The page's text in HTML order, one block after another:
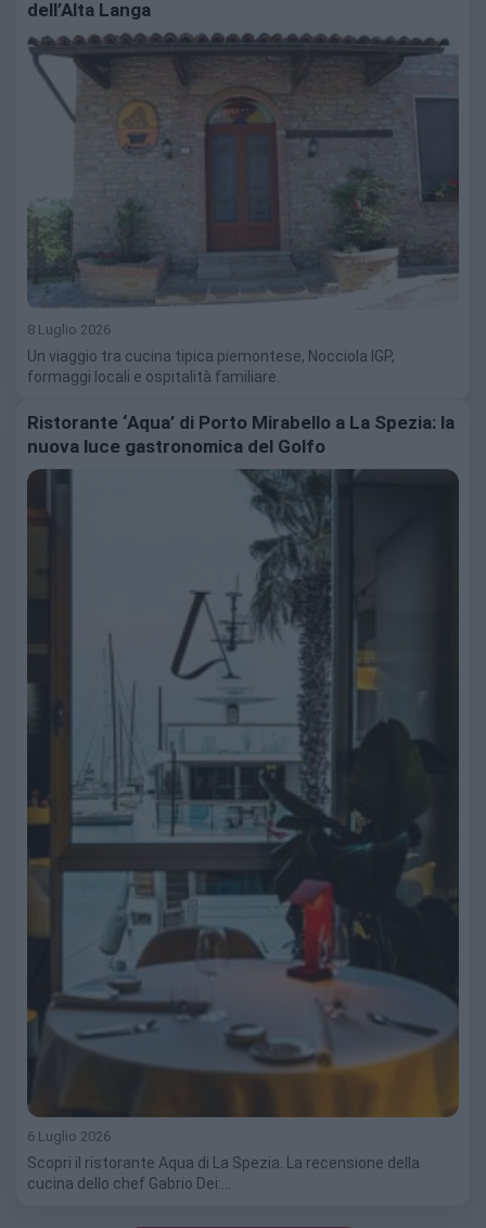
dell’Alta Langa
8 Luglio 2026
Un viaggio tra cucina tipica piemontese, Nocciola IGP,
formaggi locali e ospitalità familiare.
Ristorante ‘Aqua’ di Porto Mirabello a La Spezia: la
nuova luce gastronomica del Golfo
6 Luglio 2026
Scopri il ristorante Aqua di La Spezia. La recensione della
cucina dello chef Gabrio Dei:…